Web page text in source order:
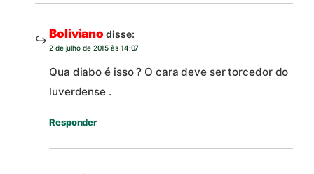
Boliviano disse:
2 de julho de 2015 às 14:07
Qua diabo é isso ? O cara deve ser torcedor do
luverdense .
Responder